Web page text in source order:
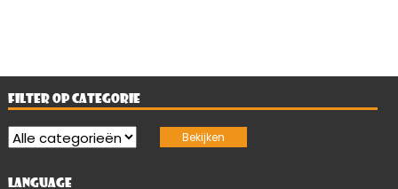
FILTER OP CATEGORIE
LANGUAGE